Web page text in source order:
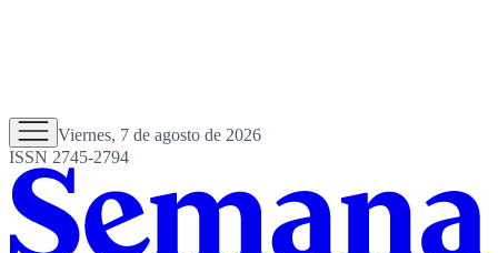
Viernes, 7 de agosto de 2026
ISSN 2745-2794